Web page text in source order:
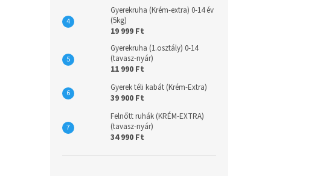
Gyerekruha (Krém-extra) 0-14 év
(5kg)
19 999 Ft
Gyerekruha (1.osztály) 0-14
(tavasz-nyár)
11 990 Ft
Gyerek téli kabát (Krém-Extra)
39 900 Ft
Felnőtt ruhák (KRÉM-EXTRA)
(tavasz-nyár)
34 990 Ft